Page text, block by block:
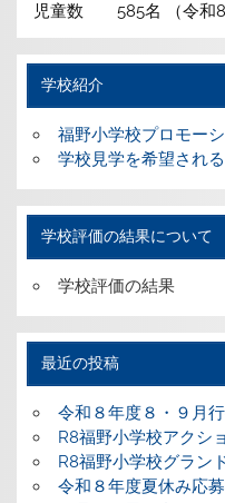
児童数 585名 （令和8
学校紹介
福野小学校プロモー
学校見学を希望され
学校評価の結果について
学校評価の結果
最近の投稿
令和８年度８・９月
R8福野小学校アクシ
R8福野小学校グラン
令和８年度夏休み応